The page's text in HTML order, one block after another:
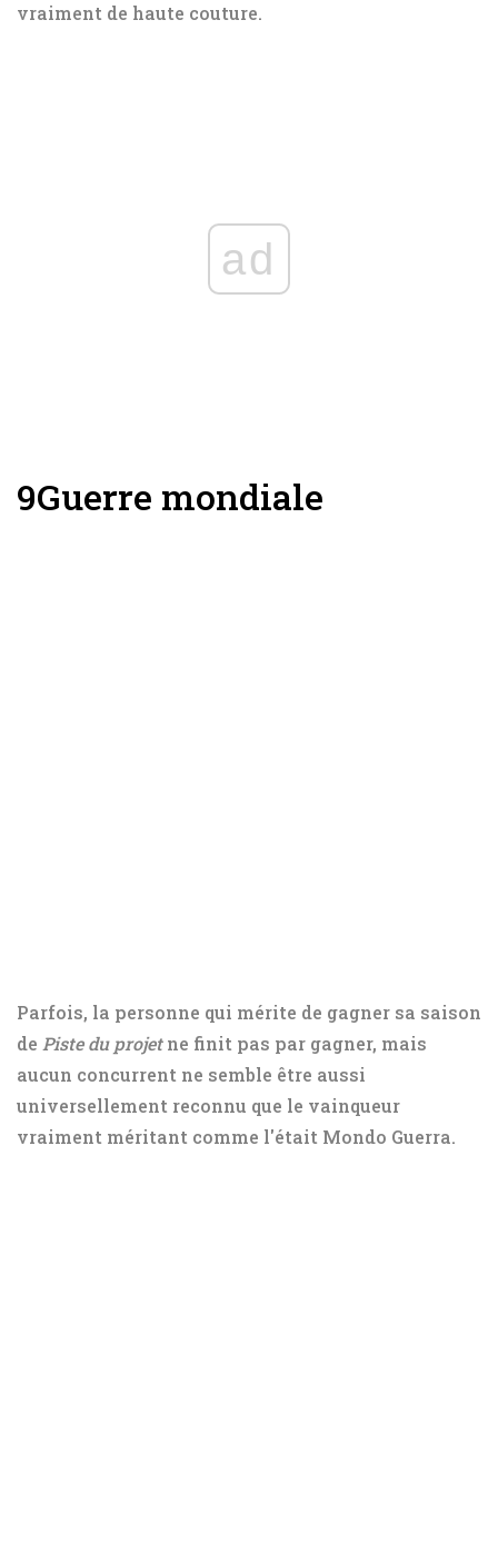
vraiment de haute couture.
ad
9Guerre mondiale
Parfois, la personne qui mérite de gagner sa saison
de Piste du projetne finit pas par gagner, mais
aucun concurrent ne semble être aussi
universellement reconnu que le vainqueur
vraiment méritant comme l'était Mondo Guerra.